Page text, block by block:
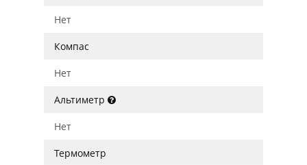
Нет
Компас
Нет
Альтиметр
Нет
Термометр